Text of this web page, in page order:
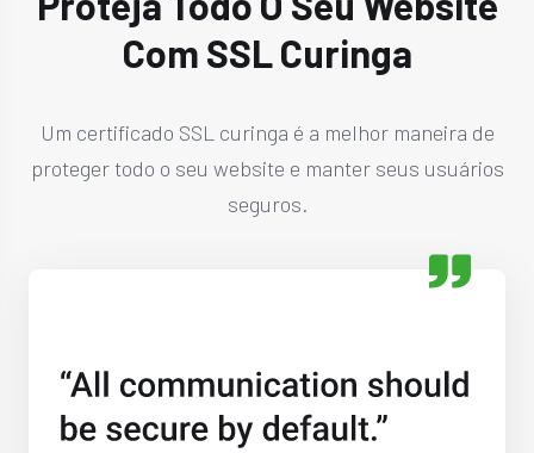
Com SSL Curinga
Um certificado SSL curinga é a melhor maneira de
proteger todo o seu website e manter seus usuários
seguros.